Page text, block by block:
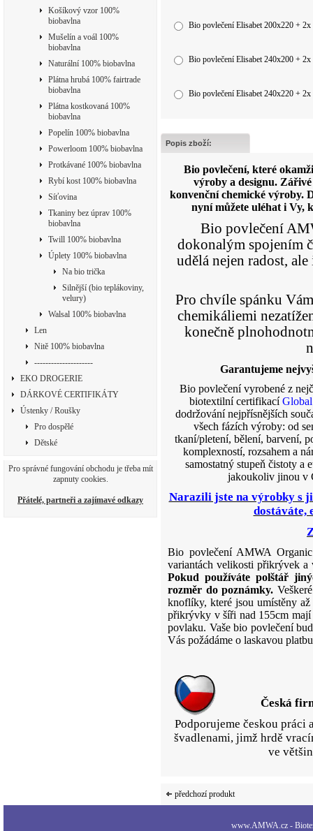
Košíkový vzor 100%
biobavlna
Mušelín a voál 100%
biobavlna
Naturální 100% biobavlna
Plátna hrubá 100% fairtrade
biobavlna
Plátna kostkovaná 100%
biobavlna
Popelín 100% biobavlna
Powerloom 100% biobavlna
Protkávané 100% biobavlna
Rybí kost 100% biobavlna
Síťovina
Tkaniny bez úprav 100%
biobavlna
Twill 100% biobavlna
Úplety 100% biobavlna
Na bio trička
Silnější (bio teplákoviny,
velury)
Walsal 100% biobavlna
Len
Nitě 100% biobavlna
---------------------
EKO DROGERIE
DÁRKOVÉ CERTIFIKÁTY
Ústenky / Roušky
Pro dospělé
Dětské
Pro správné fungování obchodu je třeba mít
zapnuty cookies.
Přátelé, partneři a zajímavé odkazy
Bio povlečení Elisabet 200x220 + 2x
Bio povlečení Elisabet 240x200 + 2x
Bio povlečení Elisabet 240x220 + 2x
Popis zboží:
Bio povlečení, které
výroby a designu.
konvenční chemické výroby.
nyní můžete uléhat i Vy,
Bio povlečení
dokonalým spojením
udělá nejen radost,
Pro chvíle spánku
chemikáliemi
konečně
Garantujeme
Bio povlečení vyrobené z
biotextilní certifikací
dodržování nejpřísnějších
všech fázích výroby: od
tkaní/pletení, bělení, barvení,
komplexností, rozsahem a
samostatný stupeň čistoty a
jakoukoliv jinou v
Narazili jste na výrobky s
dostáváte,
Bio povlečení AMWA
variantách velikosti přikrývek a
Pokud používáte polštář
rozměr do poznámky.
knoflíky, které jsou umístěny
přikrývky v šíři nad 155cm
povlaku. Vaše bio povlečení
Vás požádáme o laskavou
Česká
Podporujeme českou práci
švadlenami, jimž hrdě
ve
předchozí produkt
www.AMWA.cz -